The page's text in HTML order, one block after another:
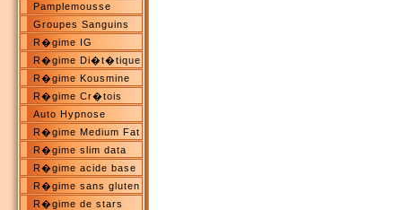
Pamplemousse
Groupes Sanguins
R�gime IG
R�gime Di�t�tique
R�gime Kousmine
R�gime Cr�tois
Auto Hypnose
R�gime Medium Fat
R�gime slim data
R�gime acide base
R�gime sans gluten
R�gime de stars